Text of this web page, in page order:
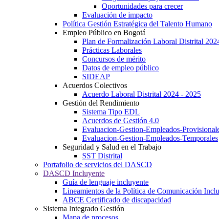
Oportunidades para crecer
Evaluación de impacto
Política Gestión Estratégica del Talento Humano
Empleo Público en Bogotá
Plan de Formalización Laboral Distrital
Prácticas Laborales
Concursos de mérito
Datos de empleo público
SIDEAP
Acuerdos Colectivos
Acuerdo Laboral Distrital 2024 - 2025
Gestión del Rendimiento
Sistema Tipo EDL
Acuerdos de Gestión 4.0
Evaluacion-Gestion-Empleados-
Evaluacion-Gestion-Empleados-Temporales
Seguridad y Salud en el Trabajo
SST Distrital
Portafolio de servicios del DASCD
DASCD Incluyente
Guía de lenguaje incluyente
Lineamientos de la Política de Comunicación
ABCE Certificado de discapacidad
Sistema Integrado Gestión
Mapa de procesos